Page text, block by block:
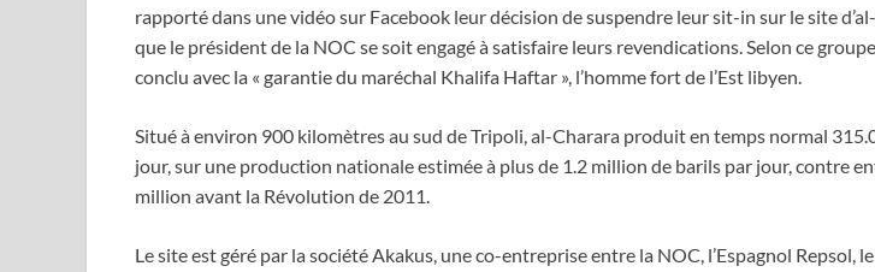
rapporté dans une vidéo sur Facebook leur décision de suspendre leur sit-in sur le site
que le président de la NOC se soit engagé à satisfaire leurs revendications. Selon ce
conclu avec la « garantie du maréchal Khalifa Haftar », l’homme fort de l’Est libyen.
Situé à environ 900 kilomètres au sud de Tripoli, al-Charara produit en temps normal
jour, sur une production nationale estimée à plus de 1.2 million de barils par jour, contre
million avant la Révolution de 2011.
Le site est géré par la société Akakus, une co-entreprise entre la NOC, l’Espagnol Repsol,